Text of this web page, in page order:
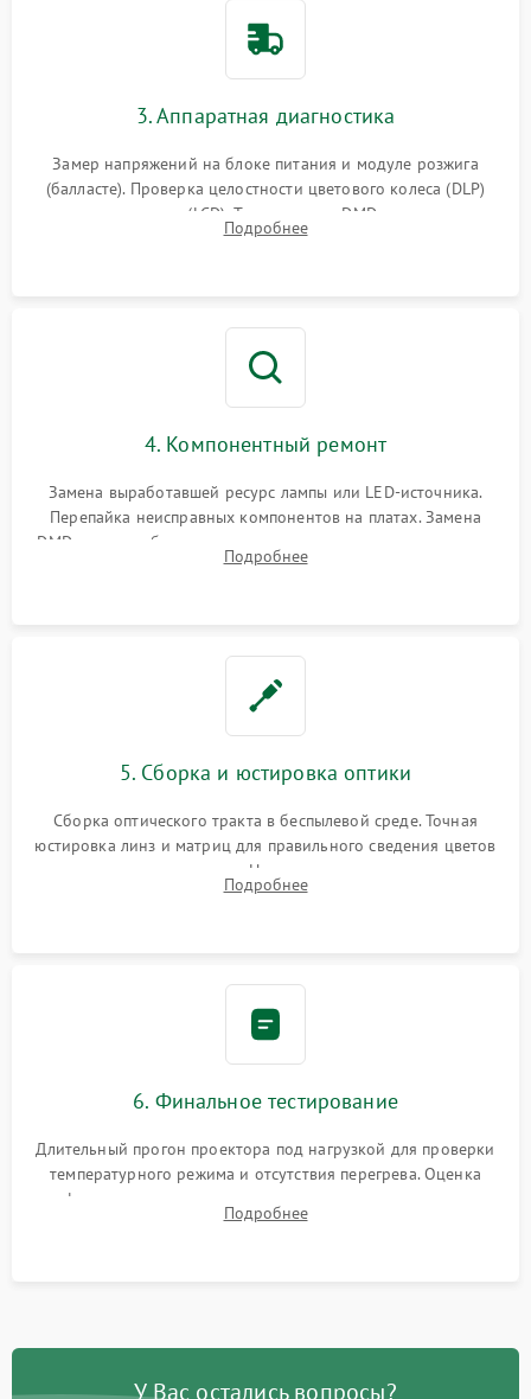
3. Аппаратная диагностика
Замер напряжений на блоке питания и модуле розжига
(балласте). Проверка целостности цветового колеса (DLP)
или поляризаторов (LCD). Тестирование DMD-чипа, датчиков
температуры и оптопар с помощью мультиметра и
Подробнее
4. Компонентный ремонт
Замена выработавшей ресурс лампы или LED-источника.
Перепайка неисправных компонентов на платах. Замена
DMD-чипа при битых пикселях, установка нового цветового
колеса или восстановление сгоревших поляризационных
Подробнее
5. Сборка и юстировка оптики
Сборка оптического тракта в беспылевой среде. Точная
юстировка линз и матриц для правильного сведения цветов
и устранения размытия. Надежное подключение всех
шлейфов, установка датчиков и закрытие корпуса
Подробнее
6. Финальное тестирование
Длительный прогон проектора под нагрузкой для проверки
температурного режима и отсутствия перегрева. Оценка
фокуса, контрастности и цветопередачи на тестовых
таблицах. Проверка работы всех видеовходов и кнопок
Подробнее
У Вас остались вопросы?